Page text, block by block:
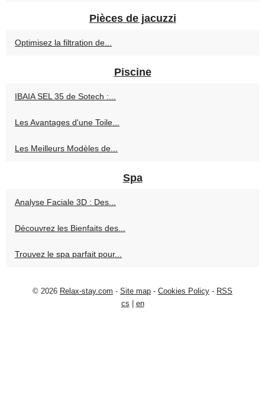
Pièces de jacuzzi
Optimisez la filtration de...
Piscine
IBAIA SEL 35 de Sotech :...
Les Avantages d'une Toile...
Les Meilleurs Modèles de...
Spa
Analyse Faciale 3D : Des...
Découvrez les Bienfaits des...
Trouvez le spa parfait pour...
© 2026 Relax-stay.com - Site map - Cookies Policy - RSS
cs | en